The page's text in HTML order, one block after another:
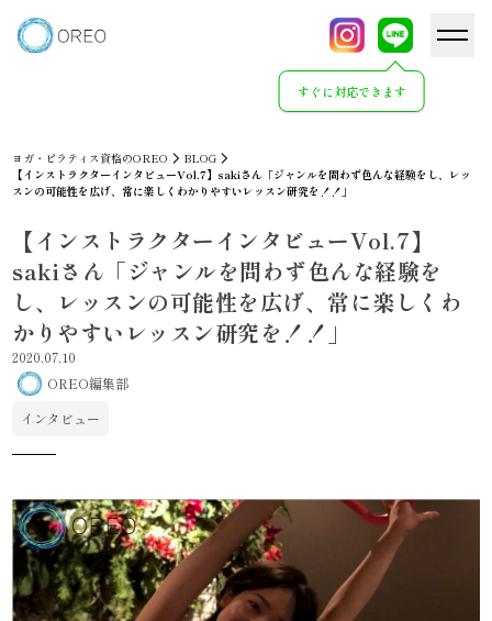
すぐに対応できます
ヨガ・ピラティス資格のOREO
BLOG
【インストラクターインタビューVol.7】sakiさん「ジャンルを問わず色んな経験をし、レッ
スンの可能性を広げ、常に楽しくわかりやすいレッスン研究を！！」
【インストラクターインタビューVol.7】
sakiさん「ジャンルを問わず色んな経験を
し、レッスンの可能性を広げ、常に楽しくわ
かりやすいレッスン研究を！！」
2020.07.10
OREO編集部
インタビュー